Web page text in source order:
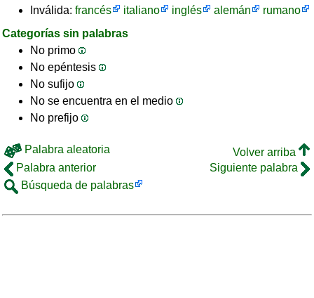
Inválida: francés italiano inglés alemán
rumano
Categorías sin palabras
No primo
No epéntesis
No sufijo
No se encuentra en el medio
No prefijo
Palabra aleatoria
Volver arriba
Palabra anterior
Siguiente palabra
Búsqueda de palabras